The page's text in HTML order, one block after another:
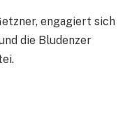
engagiert sich
die Bludenzer